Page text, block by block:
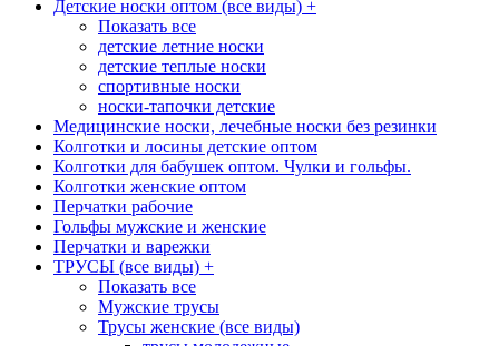
Детские носки оптом (все виды) +
Показать все
детские летние носки
детские теплые носки
спортивные носки
носки-тапочки детские
Медицинские носки, лечебные носки без резинки
Колготки и лосины детские оптом
Колготки для бабушек оптом. Чулки и гольфы.
Колготки женские оптом
Перчатки рабочие
Гольфы мужские и женские
Перчатки и варежки
ТРУСЫ (все виды) +
Показать все
Мужские трусы
Трусы женские (все виды)